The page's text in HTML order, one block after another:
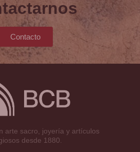
Contacto
arte sacro, joyería y artículos
desde 1880.